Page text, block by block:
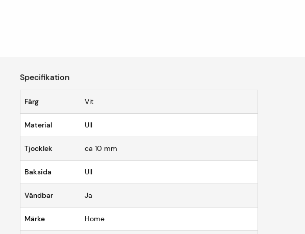
Specifikation
Färg Vit
Material Ull
Tjocklek ca 10 mm
Baksida Ull
Vändbar Ja
Märke Home